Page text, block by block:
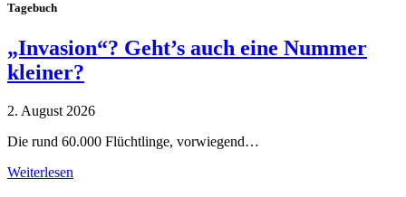
Tagebuch
„Invasion“? Geht’s auch eine Nummer
kleiner?
2. August 2026
Die rund 60.000 Flüchtlinge, vorwiegend…
Weiterlesen